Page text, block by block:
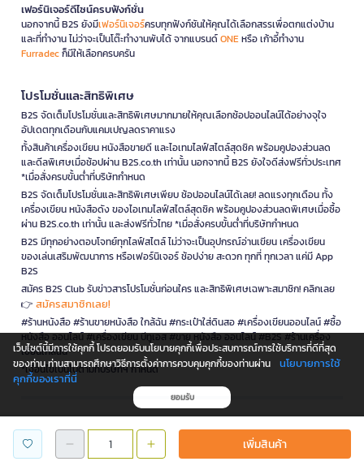
เพิ่มสินค้า
เฟอร์นิเจอร์ดีไซน์ครบฟังก์ชั่น
นอกจากนี้ B2S ยังมีเฟอร์นิเจอร์ครบทุกฟังก์ชันให้คุณได้เลือกสรรเพื่อตกแต่งบ้าน
และที่ทำงาน ไม่ว่าจะเป็นโต๊ะทำงานพับได้ จากแบรนด์ONEหรือ เก้าอี้ทำงาน
Furradecก็มีให้เลือกครบครัน
โปรโมชั่นและสิทธิพิเศษ
B2S จัดเต็มโปรโมชั่นและสิทธิพิเศษมากมายให้คุณเลือกช้อปออนไลน์ได้อย่างจุใจ
อัปเดตทุกเดือนกับแคมเปญลดราคาแรง
ทั้งสินค้าเครื่องเขียน หนังสือขายดี และไอเทมไลฟ์สไตล์สุดชิค พร้อมคูปองส่วนลด
และดีลพิเศษเมื่อช้อปผ่าน B2S.co.th เท่านั้น นอกจากนี้ B2S ยังใจดีส่งฟรีทั่วประเทศ
*เมื่อสั่งครบขั้นต่ำที่บริษัทกำหนด
B2S จัดเต็มโปรโมชั่นและสิทธิพิเศษเพียบ ช้อปออนไลน์ได้เลย! ลดแรงทุกเดือน ทั้ง
เครื่องเขียน หนังสือดัง ของไอเทมไลฟ์สไตล์สุดชิค พร้อมคูปองส่วนลดพิเศษเมื่อซื้อ
ผ่าน B2S.co.th เท่านั้น และส่งฟรีทั่วไทย *เมื่อสั่งครบขั้นต่ำที่บริษัทกำหนด
B2S มีทุกอย่างตอบโจทย์ทุกไลฟ์สไตล์ ไม่ว่าจะเป็นอุปกรณ์อ่านเขียน เครื่องเขียน
ของเล่นเสริมพัฒนาการ หรือเฟอร์นิเจอร์ ช้อปง่าย สะดวก ทุกที่ ทุกเวลา แค่มี App
B2S
สมัคร B2S Club รับข่าวสารโปรโมชั่นก่อนใคร และสิทธิพิเศษเฉพาะสมาชิก! คลิกเลย
👉 สมัครสมาชิกเลย!
#ร้านหนังสือ #ร้านขายหนังสือ ใกล้ฉัน #กระเป๋าใส่ดินสอ #เครื่องเขียนออนไลน์ #ซื้อ
หนังสือ ออนไลน์ #เครื่องเขียน บีทูเอส #ขาย หนังสือ ออนไลน์ #B2S #ร้านเครื่อง
เขียนใกล้ฉัน
*เงื่อนไขเป็นไปตามที่บริษัทฯ กำหนด
is a company operating under
เว็บไซต์นี้มีการใช้คุกกี้ โปรดยอมรับนโยบายคุกกี้เพื่อประสบการณ์การใช้บริการที่ดีที่สุด
ของท่าน ท่านสามารถศึกษาวิธีการตั้งค่าการควบคุมคุกกี้ของท่านผ่าน
นโยบายการใช้
คุกกี้ของเราที่นี่
ยอมรับ